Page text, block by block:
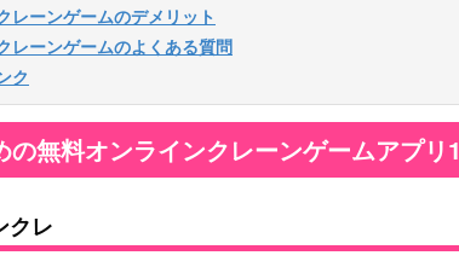
レーンゲームのデメリット
レーンゲームのよくある質問
ク
の無料オンラインクレーンゲームアプリ
クレ